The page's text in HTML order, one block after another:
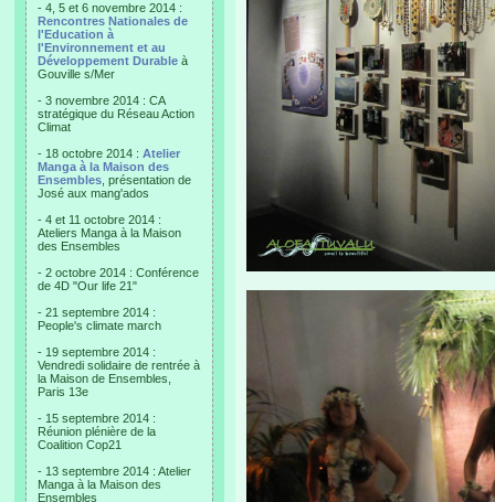
- 4, 5 et 6 novembre 2014 :
Rencontres Nationales de
l'Education à
l'Environnement et au
Développement Durable à
Gouville s/Mer
- 3 novembre 2014 : CA
stratégique du Réseau Action
Climat
- 18 octobre 2014 : Atelier
Manga à la Maison des
Ensembles , présentation de
José aux mang'ados
- 4 et 11 octobre 2014 :
Ateliers Manga à la Maison
des Ensembles
- 2 octobre 2014 : Conférence
de 4D "Our life 21"
- 21 septembre 2014 :
People's climate march
- 19 septembre 2014 :
Vendredi solidaire de rentrée à
la Maison de Ensembles,
Paris 13e
- 15 septembre 2014 :
Réunion plénière de la
Coalition Cop21
- 13 septembre 2014 : Atelier
Manga à la Maison des
Ensembles